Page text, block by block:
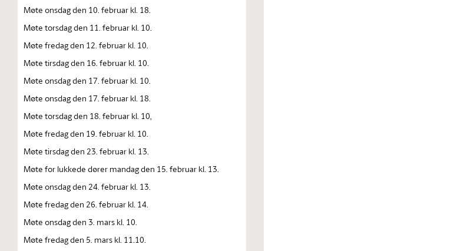
Møte onsdag den 10. februar kl. 18.
Møte torsdag den 11. februar kl. 10.
Møte fredag den 12. februar kl. 10.
Møte tirsdag den 16. februar kl. 10.
Møte onsdag den 17. februar kl. 10.
Møte onsdag den 17. februar kl. 18.
Møte torsdag den 18. februar kl. 10,
Møte fredag den 19. februar kl. 10.
Møte tirsdag den 23. februar kl. 13.
Møte for lukkede dører mandag den 15. februar kl. 13.
Møte onsdag den 24. februar kl. 13.
Møte fredag den 26. februar kl. 14.
Møte onsdag den 3. mars kl. 10.
Møte fredag den 5. mars kl. 11.10.